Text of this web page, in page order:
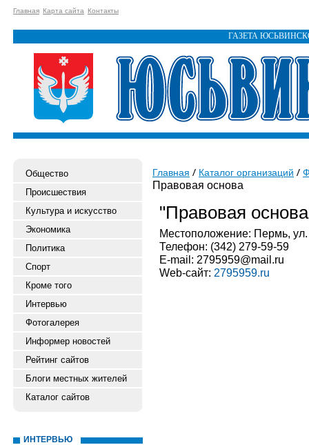
Главная Карта сайта Контакты
ГАЗЕТА
Общество
Происшествия
Культура и искусство
Экономика
Политика
Спорт
Кроме того
Интервью
Фотогалерея
Информер новостей
Рейтинг сайтов
Блоги местных жителей
Каталог сайтов
ИНТЕРВЬЮ
Главная Каталог организаций
Правовая основа
"Правовая
Местоположение: Пермь,
Телефон: (342) 279-59-59
E-mail: 2795959@mail.ru
Web-сайт: 2795959.ru